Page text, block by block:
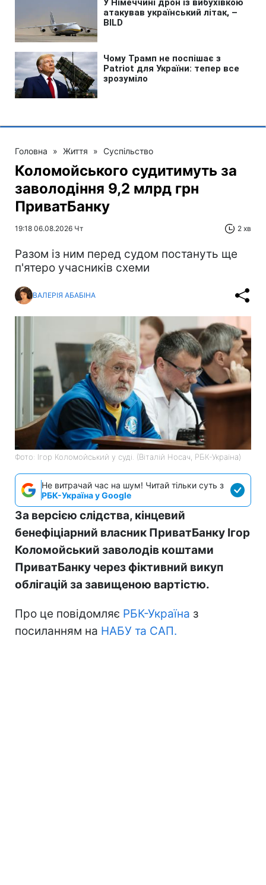
Головна » Життя » Суспільство
Коломойського судитимуть за
заволодіння 9,2 млрд грн
ПриватБанку
19:18 06.08.2026 Чт 2 хв
Разом із ним перед судом постануть ще
п'ятеро учасників схеми
ВАЛЕРІЯ АБАБІНА
Фото: Ігор Коломойський у суді. (Віталій Носач, РБК-Україна)
Не витрачай час на шум! Читай тільки суть з
РБК-Україна у Google
За версією слідства, кінцевий
бенефіціарний власник ПриватБанку Ігор
Коломойський заволодів коштами
ПриватБанку через фіктивний викуп
облігацій за завищеною вартістю.
Про це повідомляє РБК-Україна з
посиланням на НАБУ та САП.